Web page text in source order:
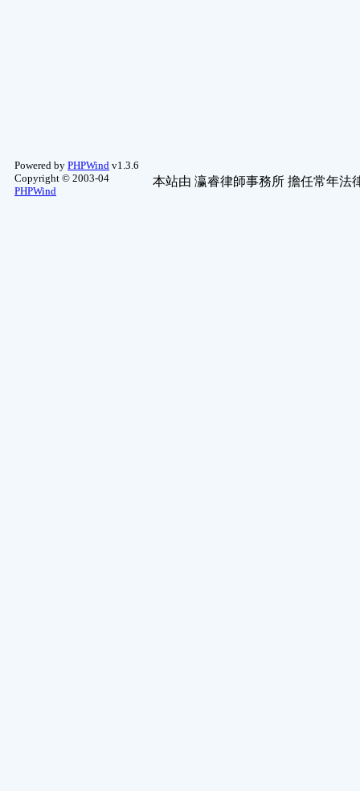
Powered by PHPWind v1.3.6
Copyright © 2003-04
PHPWind
本站由 瀛睿律師事務所 擔任常年法